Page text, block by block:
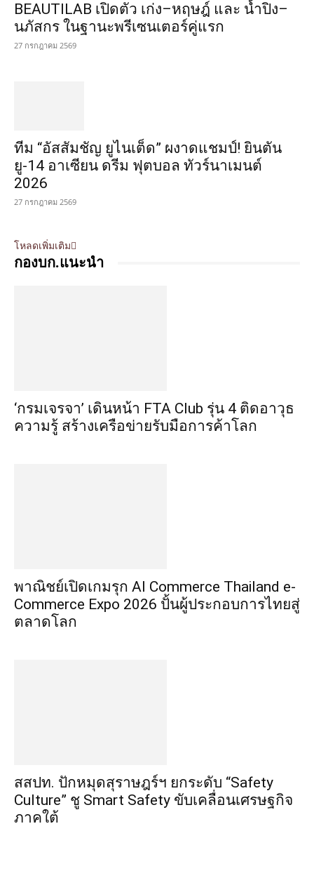
BEAUTILAB เปิดตัว เก่ง–หฤษฎ์ และ น้ำปิง–
นภัสกร ในฐานะพรีเซนเตอร์คู่แรก
27 กรกฎาคม 2569
ทีม “อัสสัมชัญ ยูไนเต็ด” ผงาดแชมป์! ยินตัน
ยู-14 อาเซียน ดรีม ฟุตบอล ทัวร์นาเมนต์
2026
27 กรกฎาคม 2569
โหลดเพิ่มเติม
กองบก.แนะนำ
‘กรมเจรจา’ เดินหน้า FTA Club รุ่น 4 ติดอาวุธ
ความรู้ สร้างเครือข่ายรับมือการค้าโลก
พาณิชย์เปิดเกมรุก AI Commerce Thailand e-
Commerce Expo 2026 ปั้นผู้ประกอบการไทยสู่
ตลาดโลก
สสปท. ปักหมุดสุราษฎร์ฯ ยกระดับ “Safety
Culture” ชู Smart Safety ขับเคลื่อนเศรษฐกิจ
ภาคใต้